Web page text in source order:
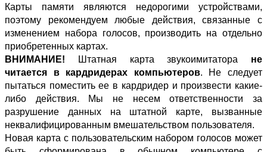
Карты памяти являются недорогими устройствами,
поэтому рекомендуем любые действия, связанные с
изменением набора голосов, производить на отдельно
приобретенных картах.
ВНИМАНИЕ! Штатная карта звукоимитатора не
читается в кардридерах компьютеров. Не следует
пытаться поместить ее в кардридер и произвести какие-
либо действия. Мы не несем ответственности за
разрушение данных на штатной карте, вызванные
неквалифицированным вмешательством пользователя.
Новая карта с пользовательским набором голосов может